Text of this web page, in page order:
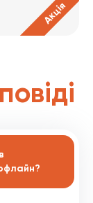
Акція